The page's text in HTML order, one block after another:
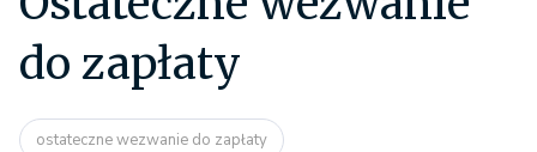
do zapłaty
ostateczne wezwanie do zapłaty